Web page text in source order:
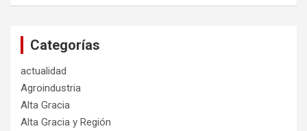
Categorías
actualidad
Agroindustria
Alta Gracia
Alta Gracia y Región